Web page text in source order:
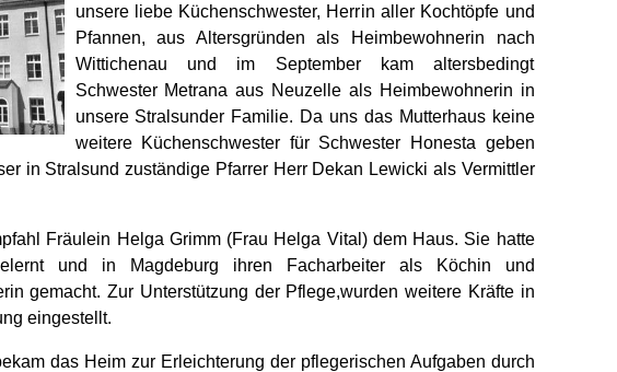
unsere liebe Küchenschwester, Herrin aller Kochtöpfe und
Pfannen, aus Altersgründen als Heimbewohnerin nach
Wittichenau und im September kam altersbedingt
Schwester Metrana aus Neuzelle als Heimbewohnerin in
unsere Stralsunder Familie. Da uns das Mutterhaus keine
weitere Küchenschwester für Schwester Honesta geben
in Stralsund zuständige Pfarrer Herr Dekan Lewicki als Vermittler
Fräulein Helga Grimm (Frau Helga Vital) dem Haus. Sie hatte
und in Magdeburg ihren Facharbeiter als Köchin und
gemacht. Zur Unterstützung der Pflege,wurden weitere Kräfte in
eingestellt.
das Heim zur Erleichterung der pflegerischen Aufgaben durch